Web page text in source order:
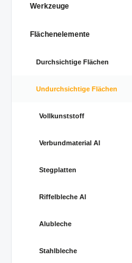
Werkzeuge
Flächenelemente
Durchsichtige Flächen
Undurchsichtige Flächen
Vollkunststoff
Verbundmaterial Al
Stegplatten
Riffelbleche Al
Alubleche
Stahlbleche